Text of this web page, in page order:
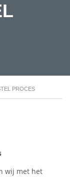
PROCES
wij met het